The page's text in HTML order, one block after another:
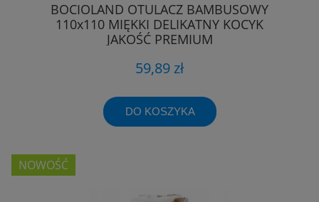
BOCIOLAND OTULACZ BAMBUSOWY
110x110 MIĘKKI DELIKATNY KOCYK
JAKOŚĆ PREMIUM
59,89 zł
DO KOSZYKA
NOWOŚĆ